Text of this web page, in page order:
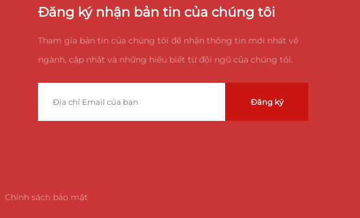
Đăng ký nhận bản tin của chúng tôi
Tham gia bản tin của chúng tôi để nhận thông tin mới nhất về
ngành, cập nhật và những hiểu biết từ đội ngũ của chúng tôi.
Đăng ký
Chính sách bảo mật